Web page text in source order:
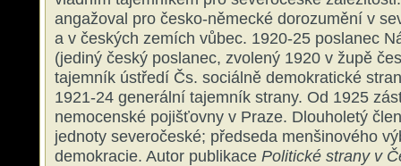
angažoval pro česko-německé dorozumění v
a v českých zemích vůbec. 1920-25 poslanec
(jediný český poslanec, zvolený 1920 v župě
tajemník ústředí Čs. sociálně demokratické
1921-24 generální tajemník strany. Od 1925
nemocenské pojišťovny v Praze. Dlouholetý
jednoty severočeské; předseda menšinového
demokracie. Autor publikace Politické strany v